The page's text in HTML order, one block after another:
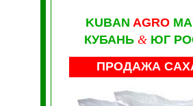
KUBAN AGRO
КУБАНЬ & ЮГ
ПРОДАЖА